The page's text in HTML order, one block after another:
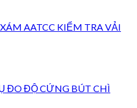
AATCC KIỂM TRA VẢI
ĐO ĐỘ CỨNG BÚT CHÌ